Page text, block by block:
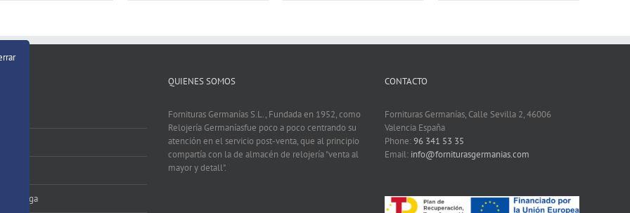
Entrega
QUIENES SOMOS
Fornituras Germanías S.L., Fundada en 1952, como
Relojería Germaníasfue poco a poco centrando su
atención en el servicio post-venta, que al principio
compartía con la de almacén de relojería "venta al
mayor y detall".
CONTACTO
Fornituras Germanías, Calle Sevilla 2, 46006
Valencia España
Phone:96 341 53 35
Email: info@forniturasgermanias.com